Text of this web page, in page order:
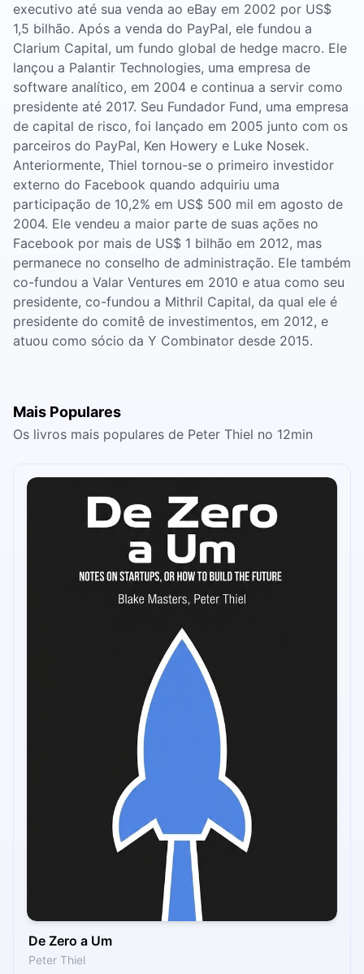
executivo até sua venda ao eBay em 2002 por US$
1,5 bilhão. Após a venda do PayPal, ele fundou a
Clarium Capital, um fundo global de hedge macro. Ele
lançou a Palantir Technologies, uma empresa de
software analítico, em 2004 e continua a servir como
presidente até 2017. Seu Fundador Fund, uma empresa
de capital de risco, foi lançado em 2005 junto com os
parceiros do PayPal, Ken Howery e Luke Nosek.
Anteriormente, Thiel tornou-se o primeiro investidor
externo do Facebook quando adquiriu uma
participação de 10,2% em US$ 500 mil em agosto de
2004. Ele vendeu a maior parte de suas ações no
Facebook por mais de US$ 1 bilhão em 2012, mas
permanece no conselho de administração. Ele também
co-fundou a Valar Ventures em 2010 e atua como seu
presidente, co-fundou a Mithril Capital, da qual ele é
presidente do comitê de investimentos, em 2012, e
atuou como sócio da Y Combinator desde 2015.
Mais Populares
Os livros mais populares de Peter Thiel no 12min
De Zero a Um
Peter Thiel